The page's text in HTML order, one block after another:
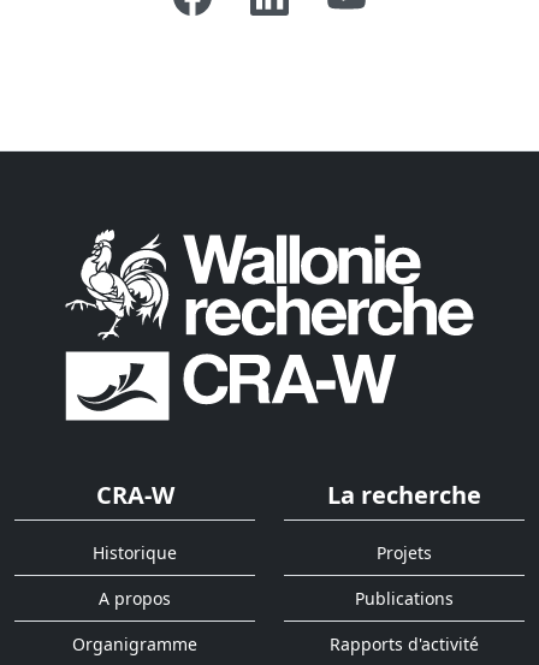
CRA-W
Historique
A propos
Organigramme
La recherche
Projets
Publications
Rapports d'activité